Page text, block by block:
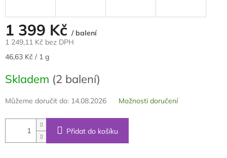
1 399 Kč / balení
1 249,11 Kč bez DPH
Měrná
46,63 Kč / 1 g
Skladem (2 balení)
Můžeme doručit do: 14.08.2026 Možnosti doručení
Přidat do košíku